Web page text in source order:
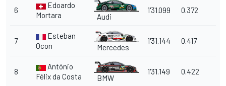
6
Edoardo
Mortara
Audi
1'31.099 0.372
7
Esteban
Ocon
Mercedes
1'31.144 0.417
8
António
Félix da Costa
BMW
1'31.149 0.422